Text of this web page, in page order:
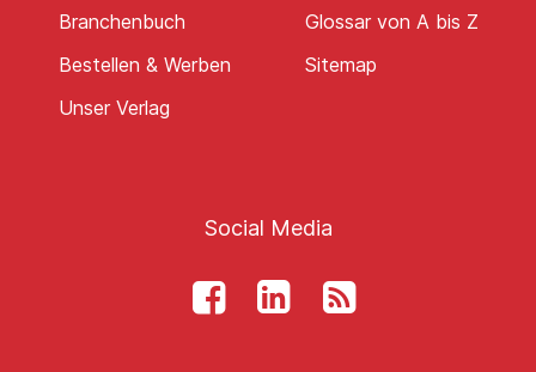
Branchenbuch
Bestellen & Werben
Unser Verlag
Glossar von A bis Z
Sitemap
Social Media